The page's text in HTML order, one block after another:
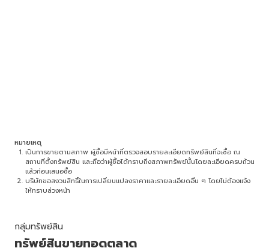
หมายเหตุ
เป็นการขายตามสภาพ ผู้ซื้อมีหน้าที่ตรวจสอบรายละเอียดทรัพย์สินที่จะซื้อ ณ
สถานที่ตั้งทรัพย์สิน และถือว่าผู้ซื้อได้ทราบถึงสภาพทรัพย์นั้นโดยละเอียดครบถ้วน
แล้วก่อนเสนอซื้อ
บริษัทขอสงวนสิทธิ์ในการเปลี่ยนแปลงราคาและรายละเอียดอื่น ๆ โดยไม่ต้องแจ้ง
ให้ทราบล่วงหน้า
กลุ่มทรัพย์สิน
ทรัพย์สินขายทอดตลาด